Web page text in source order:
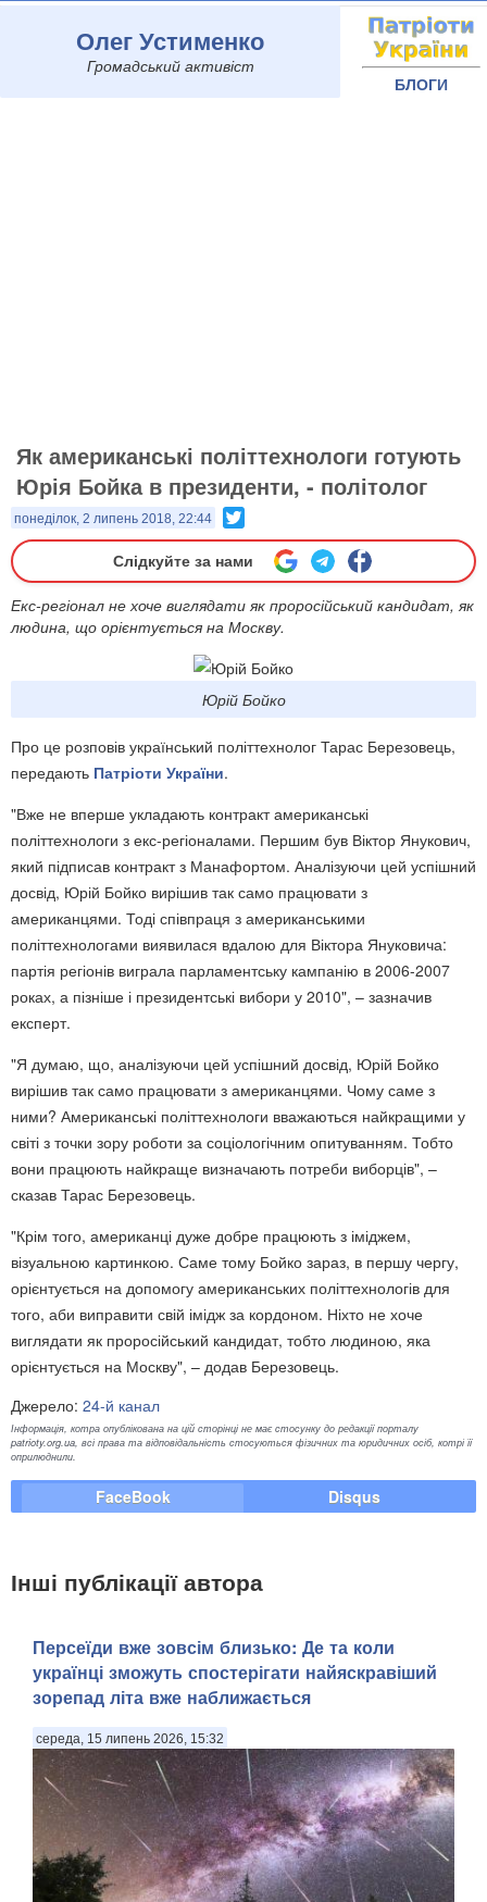
Олег Устименко
Громадський активіст
БЛОГИ
Як американські політтехнологи готують
Юрія Бойка в президенти, - політолог
понеділок, 2 липень 2018, 22:44
Слідкуйте за нами
Екс-регіонал не хоче виглядати як проросійський кандидат, як
людина, що орієнтується на Москву.
Юрій Бойко
Про це розповів український політтехнолог Тарас Березовець,
передають Патріоти України.
"Вже не вперше укладають контракт американські
політтехнологи з екс-регіоналами. Першим був Віктор Янукович,
який підписав контракт з Манафортом. Аналізуючи цей успішний
досвід, Юрій Бойко вирішив так само працювати з
американцями. Тоді співпраця з американськими
політтехнологами виявилася вдалою для Віктора Януковича:
партія регіонів виграла парламентську кампанію в 2006-2007
роках, а пізніше і президентські вибори у 2010", – зазначив
експерт.
"Я думаю, що, аналізуючи цей успішний досвід, Юрій Бойко
вирішив так само працювати з американцями. Чому саме з
ними? Американські політтехнологи вважаються найкращими у
світі з точки зору роботи за соціологічним опитуванням. Тобто
вони працюють найкраще визначають потреби виборців", –
сказав Тарас Березовець.
"Крім того, американці дуже добре працюють з іміджем,
візуальною картинкою. Саме тому Бойко зараз, в першу чергу,
орієнтується на допомогу американських політтехнологів для
того, аби виправити свій імідж за кордоном. Ніхто не хоче
виглядати як проросійський кандидат, тобто людиною, яка
орієнтується на Москву", – додав Березовець.
Джерело: 24-й канал
Інформація, котра опублікована на цій сторінці не має стосунку до редакції порталу
patrioty.org.ua, всі права та відповідальність стосуються фізичних та юридичних осіб, котрі її
оприлюднили.
FaceBook Disqus
Інші публікації автора
Персеїди вже зовсім близько: Де та коли
українці зможуть спостерігати найяскравіший
зорепад літа вже наближається
середа, 15 липень 2026, 15:32